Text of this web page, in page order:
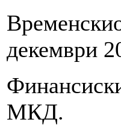
декември
МКД.